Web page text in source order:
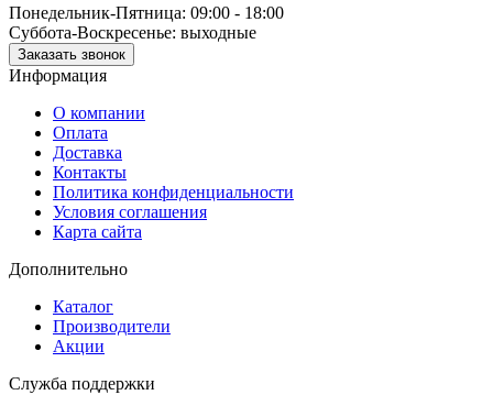
Понедельник-Пятница: 09:00 - 18:00
Суббота-Воскресенье: выходные
Заказать звонок
Информация
О компании
Оплата
Доставка
Контакты
Политика конфиденциальности
Условия соглашения
Карта сайта
Дополнительно
Каталог
Производители
Акции
Служба поддержки